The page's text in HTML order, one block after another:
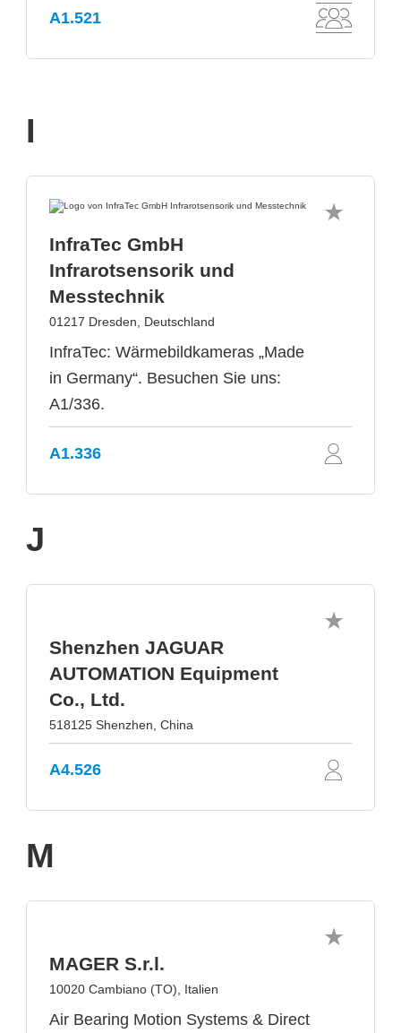
A1.521
I
InfraTec GmbH
Infrarotsensorik und
Messtechnik
01217 Dresden, Deutschland
InfraTec: Wärmebildkameras „Made
in Germany“. Besuchen Sie uns:
A1/336.
A1.336
J
Shenzhen JAGUAR
AUTOMATION Equipment
Co., Ltd.
518125 Shenzhen, China
A4.526
M
MAGER S.r.l.
10020 Cambiano (TO), Italien
Air Bearing Motion Systems & Direct